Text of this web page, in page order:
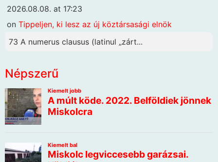
2026.08.08. at 17:23
on Tippeljen, ki lesz az új köztársasági elnök
73 A numerus clausus (latinul „zárt...
Népszerű